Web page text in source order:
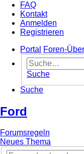
FAQ
Kontakt
Anmelden
Registrieren
Portal
Foren-
Suche
Suche
Ford
Forumsregeln
Neues Thema